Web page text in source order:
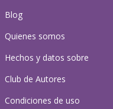
Blog
Quienes somos
Hechos y datos sobre
Club de Autores
Condiciones de uso